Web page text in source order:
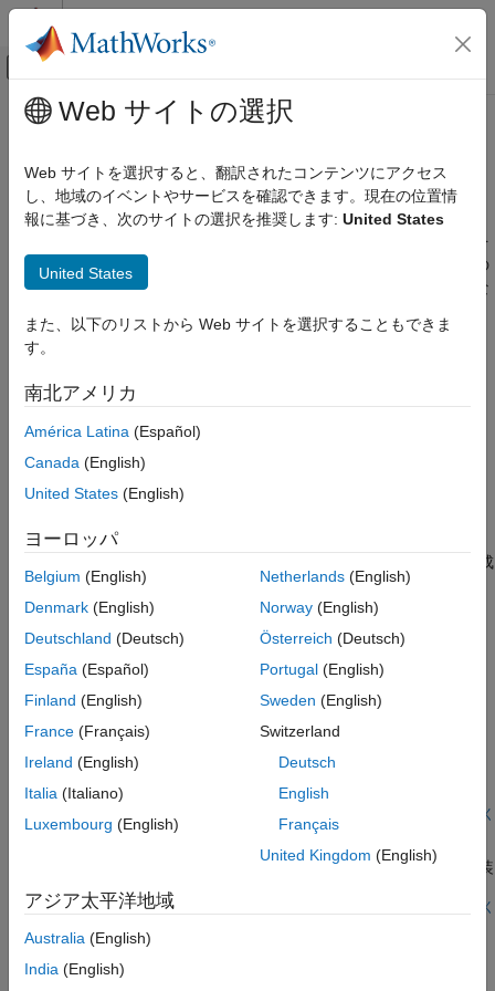
コンテンツへスキップ
オフキャンバス ナビゲーション メ
ドキュメンテーションのホーム
Stateflow
Simulink でのシミュレーション
カテゴリ
データ仕様の基礎
ベクトルと行列
複素数データ
メインコンテンツ
列挙データ
名前ベースの値の有限集合
列挙データ型には、MATLAB ®クラスで定義された名前ベースの
チャートの可読性を
改善するには、列挙値を名前で参照します。関連する値を個別の
列挙データ型にグループ化すると、定数の長いリストを定義しな
トピック
列挙データを使用した名前による値の参照
データを名前ベースの有限個の値に限定する。
列挙データ型の定義
Stateflow チャートで列挙データを定義するためのタスク。
チャートへの列挙値の代入
列挙値を使ってステータス キーワードを発行するチャートを作成
する。
列挙データを使用する場合のベスト プラクティス
注目の例
Simulate a Media Player
Use enumerated data and strings to define the behavior of a
media player.
モデルを開く
フィットネス トラッカーのモデル化
時相論理とメッセージを使用してフィットネス トラッカーを実装
モデルを開く
Web サイトの選択
Web サイトを選択すると、翻訳されたコンテンツにアクセス
し、地域のイベントやサービスを確認できます。現在の位置情
報に基づき、次のサイトの選択を推奨します: United States
United States
また、以下のリストから Web サイトを選択することもできま
す。
南北アメリカ
América Latina (Español)
Canada (English)
United States (English)
ヨーロッパ
Belgium (English)
Denmark (English)
Deutschland (Deutsch)
España (Español)
Finland (English)
France (Français)
Ireland (English)
Italia (Italiano)
Luxembourg (English)
Netherlands(English)
Norway(English)
Österreich (Deutsch)
Portugal(English)
Sweden (English)
Switzerland
Deutsch
English
Français
United Kingdom (English)
アジア太平洋地域
Australia (English)
India (English)